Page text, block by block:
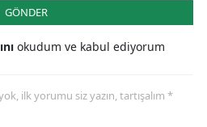
GÖNDER
okudum ve kabul ediyorum
ilk yorumu siz yazın, tartışalım *